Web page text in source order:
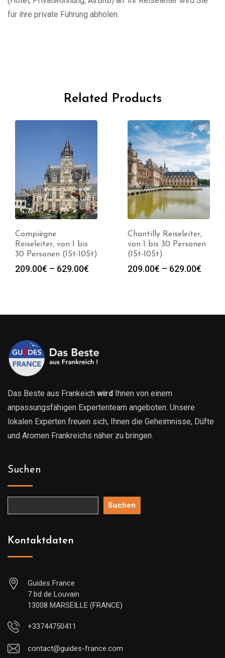
für ihre private Führung abholen.
Related Products
Compiègne
Reiseleiter, von 1 bis
30 Personen (1St-10St)
209.00€ – 629.00€ Preisspanne:
Chantilly Reiseleiter,
von 1 bis 30 Personen
(1St-10St)
209.00€ – 629.00€
Das Beste aus Frankeich wird Ihnen von einem
anpassungsfähigen Expertenteam angeboten. Unsere
lokalen Experten freuen sich, Ihnen die Geheimnisse, Düfte
und Aromen Frankreichs näher zu bringen.
Suchen
Suchen
Kontaktdaten
Guides France
7 bd de Louvain
13008 MARSEILLE (FRANCE)
+33744750411
contact@guides-france.com